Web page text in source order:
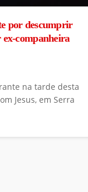
por descumprir
companheira
na tarde desta
Jesus, em Serra